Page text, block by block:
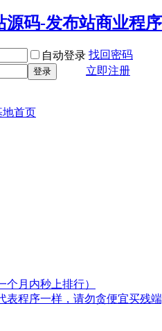
自动登录 找回密码
登录
立即注册
地首页
月内秒上排行）
表程序一样，请勿贪便宜买残